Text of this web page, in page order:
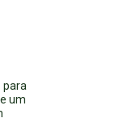
para
um